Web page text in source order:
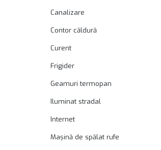
Canalizare
Contor căldură
Curent
Frigider
Geamuri termopan
Iluminat stradal
Internet
Mașină de spălat rufe